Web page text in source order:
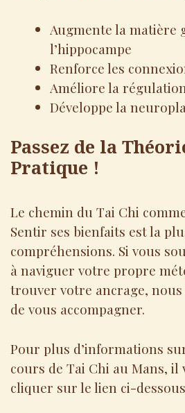
Augmente la matière
l’hippocampe
Renforce les
Améliore la
Développe la
Passez de la
Pratique !
Le chemin du Tai Chi
Sentir ses bienfaits est la
compréhensions. Si vous
à naviguer votre propre
trouver votre ancrage,
de vous accompagner.
Pour plus d’informations
cours de Tai Chi au Mans, il
cliquer sur le lien ci-